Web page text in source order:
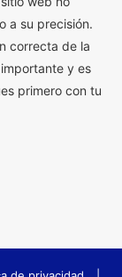
a su precisión.
correcta de la
y es
primero con tu